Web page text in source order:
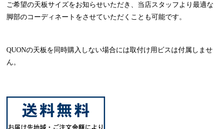
ご希望の天板サイズをお知らせいただき、当店スタッフより最適な
脚部のコーディネートをさせていただくことも可能です。
QUONの天板を同時購入しない場合には取付け用ビスは付属しませ
ん。